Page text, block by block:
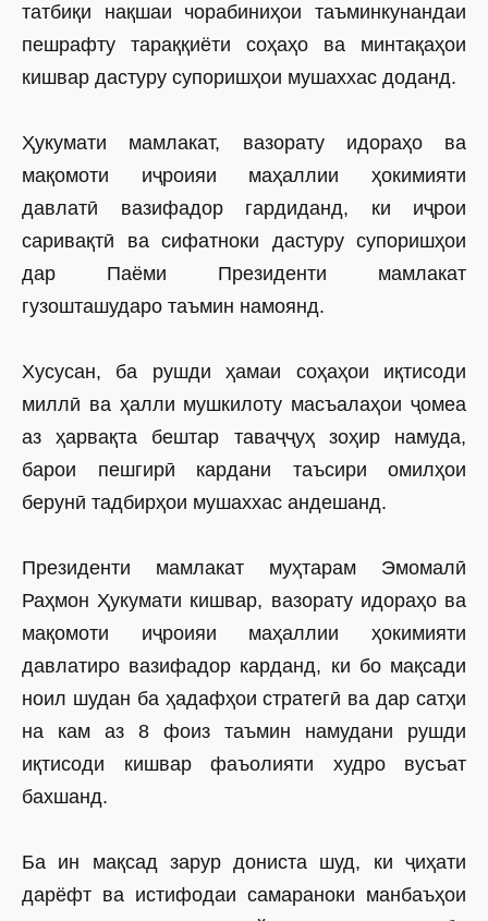
татбиқи нақшаи чорабиниҳои таъминкунандаи
пешрафту тараққиёти соҳаҳо ва минтақаҳои
кишвар дастуру супоришҳои мушаххас доданд.
Ҳукумати мамлакат, вазорату идораҳо ва
мақомоти иҷроияи маҳаллии ҳокимияти
давлатӣ вазифадор гардиданд, ки иҷрои
саривақтӣ ва сифатноки дастуру супоришҳои
дар Паёми Президенти мамлакат
гузошташударо таъмин намоянд.
Хусусан, ба рушди ҳамаи соҳаҳои иқтисоди
миллӣ ва ҳалли мушкилоту масъалаҳои ҷомеа
аз ҳарвақта бештар таваҷҷуҳ зоҳир намуда,
барои пешгирӣ кардани таъсири омилҳои
берунӣ тадбирҳои мушаххас андешанд.
Президенти мамлакат муҳтарам Эмомалӣ
Раҳмон Ҳукумати кишвар, вазорату идораҳо ва
мақомоти иҷроияи маҳаллии ҳокимияти
давлатиро вазифадор карданд, ки бо мақсади
ноил шудан ба ҳадафҳои стратегӣ ва дар сатҳи
на кам аз 8 фоиз таъмин намудани рушди
иқтисоди кишвар фаъолияти худро вусъат
бахшанд.
Ба ин мақсад зарур дониста шуд, ки ҷиҳати
дарёфт ва истифодаи самараноки манбаъҳои